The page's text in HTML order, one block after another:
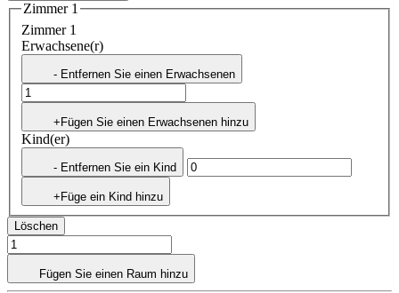
Zimmer 1
Zimmer 1
Erwachsene(r)
- Entfernen Sie einen Erwachsenen
+Fügen Sie einen Erwachsenen hinzu
Kind(er)
- Entfernen Sie ein Kind
+Füge ein Kind hinzu
Löschen
Fügen Sie einen Raum hinzu